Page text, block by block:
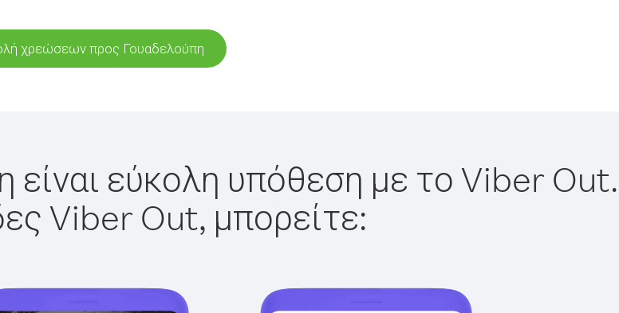
χρεώσεων προς Γουαδελούπη
είναι εύκολη υπόθεση με το Viber Out.
Viber Out, μπορείτε: